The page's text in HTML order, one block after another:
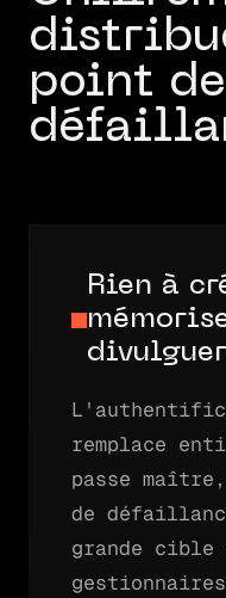
point de
Rien à
divulguer
remplace
passe
de
grande cible